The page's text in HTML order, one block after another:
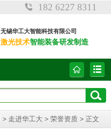
182 6227 8311
无锡华工大智能科技有限公司
激光技术智能装备研发制造
> 走进华工大 > 荣誉资质 > 正文